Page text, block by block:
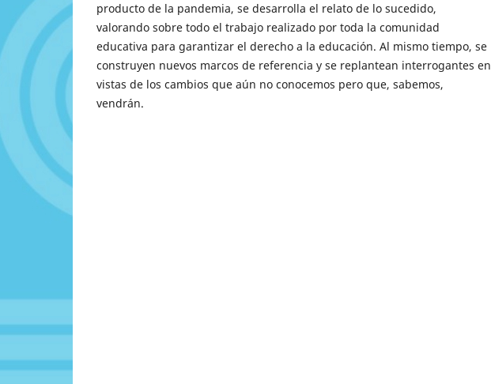
producto de la pandemia, se desarrolla el relato de lo sucedido,
valorando sobre todo el trabajo realizado por toda la comunidad
educativa para garantizar el derecho a la educación. Al mismo tiempo, se
construyen nuevos marcos de referencia y se replantean interrogantes en
vistas de los cambios que aún no conocemos pero que, sabemos,
vendrán.